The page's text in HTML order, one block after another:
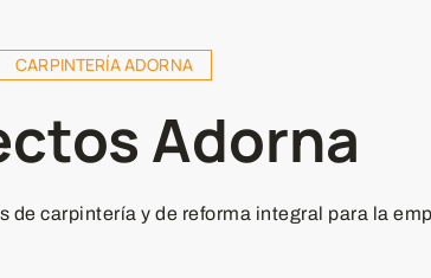
CARPINTERÍA ADORNA
Adorna
de carpintería y de reforma integral para la